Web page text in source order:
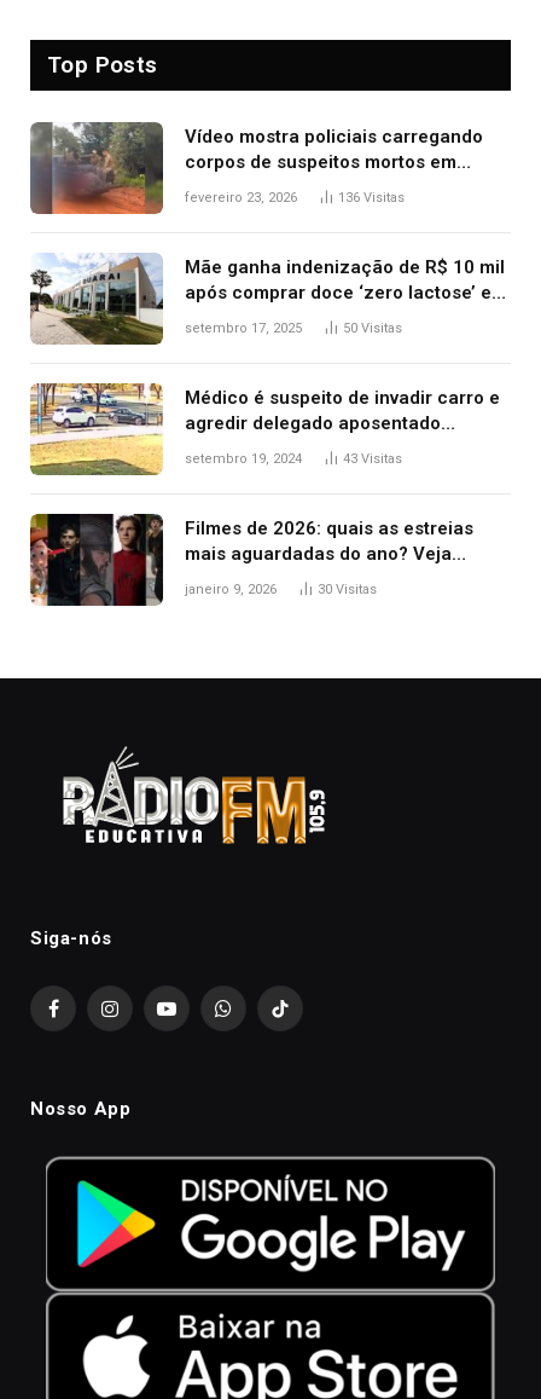
Top Posts
Vídeo mostra policiais carregando
corpos de suspeitos mortos em
confronto dentro de caminhonete
fevereiro 23, 2026 136 Visitas
Mãe ganha indenização de R$ 10 mil
após comprar doce ‘zero lactose’ e
filha ter reação alérgica grave
setembro 17, 2025 50 Visitas
Médico é suspeito de invadir carro e
agredir delegado aposentado
durante confusão no trânsito
setembro 19, 2024 43 Visitas
Filmes de 2026: quais as estreias
mais aguardadas do ano? Veja
principais lançamentos do cinema
janeiro 9, 2026 30 Visitas
Siga-nós
FacebookInstagramYouTubeWhatsAppTikTok
Nosso App